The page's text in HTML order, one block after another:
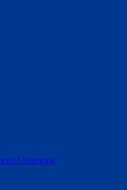
Unlimited